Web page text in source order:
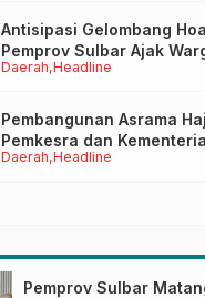
Daerah Headline
Antisipasi Gelombang
Pemprov Sulbar Ajak
Ruang Digital
Daerah Headline
Pembangunan Asrama
Pemkesra dan
Sulbar Tinjau Lokasi
Pemprov Sulbar